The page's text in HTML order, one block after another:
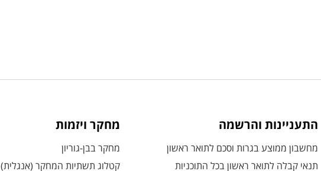
התעניינות והרשמה
מחשבון ממוצע בגרות וסכם לתואר ראשון
תנאי קבלה לתואר ראשון בכל התוכניות
מחקר ויזמות
מחקר בבן-גוריון
קטלוג תשתיות המחקר (אנגלית)